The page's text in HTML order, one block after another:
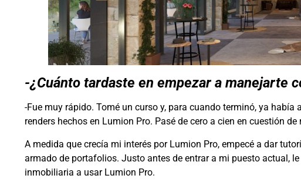
-¿Cuánto tardaste en empezar a manejarte
-Fue muy rápido. Tomé un curso y, para cuando terminó, ya
renders hechos en Lumion Pro. Pasé de cero a cien en cuestión de
A medida que crecía mi interés por Lumion Pro, empecé a dar
armado de portafolios. Justo antes de entrar a mi puesto actual,
inmobiliaria a usar Lumion Pro.